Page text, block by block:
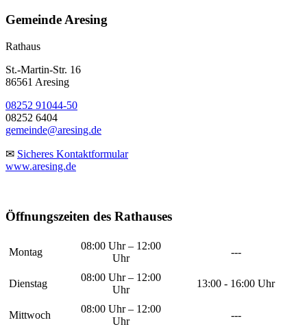
Gemeinde Aresing
Rathaus
St.-Martin-Str. 16
86561 Aresing
08252 91044-50
08252 6404
gemeinde@aresing.de
✉ Sicheres Kontaktformular
www.aresing.de
Öffnungszeiten des Rathauses
Montag
08:00 Uhr – 12:00
Uhr
---
Dienstag
08:00 Uhr – 12:00
Uhr
13:00 - 16:00 Uhr
Mittwoch
08:00 Uhr – 12:00
Uhr
---